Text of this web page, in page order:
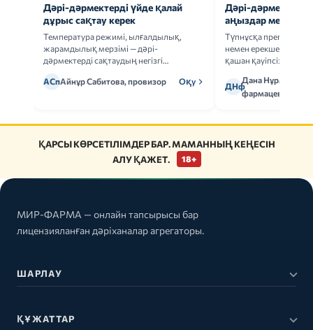
Дәрі-дәрмектерді үйде қалай
дұрыс сақтау керек
Температура режимі, ылғалдылық,
жарамдылық мерзімі — дәрі-
дәрмектерді сақтаудың негізгі
АСпАйнұр Сабитова, провизор Оқу
Дәрі-дәрмек
аңыздар мен
Түпнұсқа
немен ерекшеленеді
қашан қауіпсіз.
ДНф
Дана
фармацевт
ҚАРСЫ КӨРСЕТІЛІМДЕР БАР. МАМАННЫҢ КЕҢЕСІН
АЛУ ҚАЖЕТ.
18+
МИР-ФАРМА — онлайн тапсырысы бар
лицензияланған дәріханалар агрегаторы.
ШАРЛАУ
ҚҰЖАТТАР